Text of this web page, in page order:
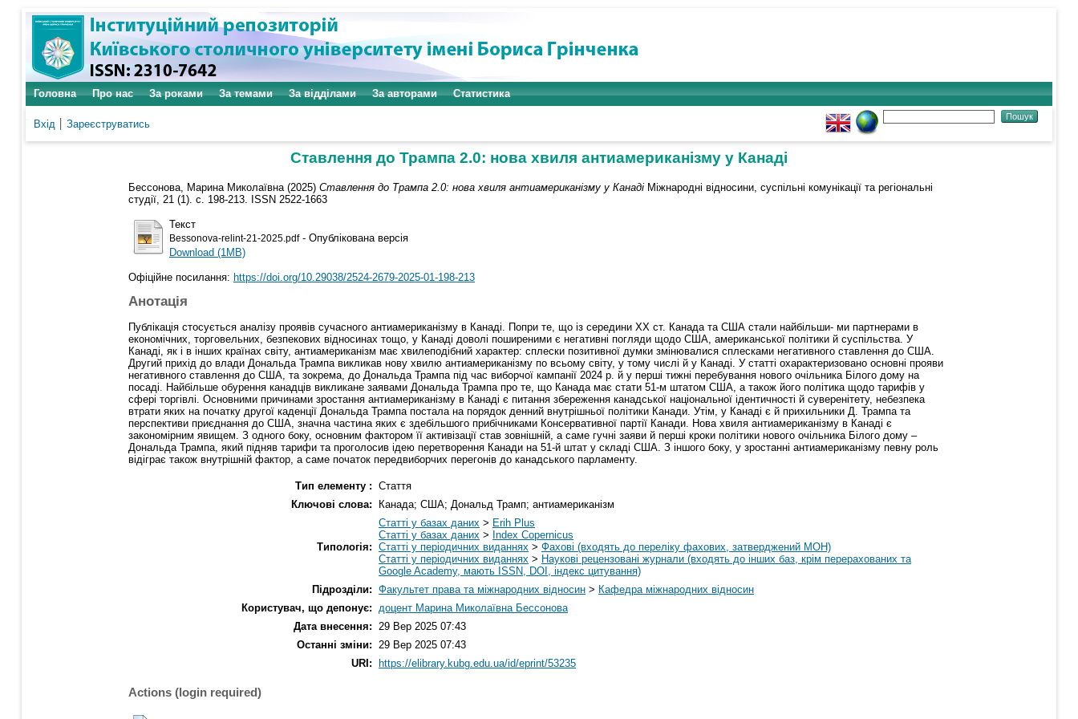
Головна Про нас За роками За темами За відділами За авторами Статистика
Вхід Зареєструватись
Ставлення до Трампа 2.0: нова хвиля антиамериканізму у Канаді
Бессонова, Марина Миколаївна (2025) Ставлення до Трампа 2.0: нова хвиля антиамериканізму у Канаді Міжнародні відносини, суспільні комунікації та регіональні
студії, 21 (1). с. 198-213. ISSN 2522-1663
Текст
Bessonova-relint-21-2025.pdf- Опублікована версія
Download (1MB)
Офіційне посилання: https://doi.org/10.29038/2524-2679-2025-01-198-213
Анотація
Публікація стосується аналізу проявів сучасного антиамериканізму в Канаді. Попри те, що із середини ХХ ст. Канада та США стали найбільши- ми партнерами в
економічних, торговельних, безпекових відносинах тощо, у Канаді доволі поширеними є негативні погляди щодо США, американської політики й суспільства. У
Канаді, як і в інших країнах світу, антиамериканізм має хвилеподібний характер: сплески позитивної думки змінювалися сплесками негативного ставлення до США.
Другий прихід до влади Дональда Трампа викликав нову хвилю антиамериканізму по всьому світу, у тому числі й у Канаді. У статті охарактеризовано основні прояви
негативного ставлення до США, та зокрема, до Дональда Трампа під час виборчої кампанії 2024 р. й у перші тижні перебування нового очільника Білого дому на
посаді. Найбільше обурення канадців викликане заявами Дональда Трампа про те, що Канада має стати 51-м штатом США, а також його політика щодо тарифів у
сфері торгівлі. Основними причинами зростання антиамериканізму в Канаді є питання збереження канадської національної ідентичності й суверенітету, небезпека
втрати яких на початку другої каденції Дональда Трампа постала на порядок денний внутрішньої політики Канади. Утім, у Канаді є й прихильники Д. Трампа та
перспективи приєднання до США, значна частина яких є здебільшого прибічниками Консервативної партії Канади. Нова хвиля антиамериканізму в Канаді є
закономірним явищем. З одного боку, основним фактором її активізації став зовнішній, а саме гучні заяви й перші кроки політики нового очільника Білого дому –
Дональда Трампа, який підняв тарифи та проголосив ідею перетворення Канади на 51-й штат у складі США. З іншого боку, у зростанні антиамериканізму певну роль
відіграє також внутрішній фактор, а саме початок передвиборчих перегонів до канадського парламенту.
Тип елементу : Стаття
Ключові слова:
Канада; США; Дональд Трамп; антиамериканізм
Типологія:
Статті у базах даних > Erih Plus
Статті у базах даних > Index Copernicus
Статті у періодичних виданнях > Фахові (входять до переліку фахових, затверджений МОН)
Статті у періодичних виданнях > Наукові рецензовані журнали (входять до інших баз, крім перерахованих та
Google Academy, мають ISSN, DOI, індекс цитування)
Підрозділи: Факультет права та міжнародних відносин > Кафедра міжнародних відносин
Користувач, що депонує:
доцент Марина Миколаївна Бессонова
Дата внесення:
29 Вер 2025 07:43
Останні зміни:
29 Вер 2025 07:43
URI:
https://elibrary.kubg.edu.ua/id/eprint/53235
Actions (login required)